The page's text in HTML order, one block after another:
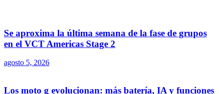
Se aproxima la última semana de la fase de grupos
en el VCT Americas Stage 2
agosto 5, 2026
Los moto g evolucionan: más batería, IA y funciones